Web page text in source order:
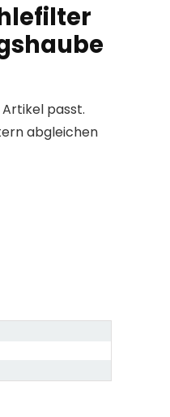
passt.
abgleichen